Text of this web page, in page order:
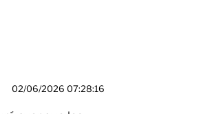
02/06/2026 07:28:16